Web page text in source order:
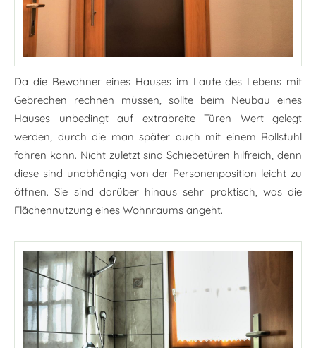
Da die Bewohner eines Hauses im Laufe des Lebens mit
Gebrechen rechnen müssen, sollte beim Neubau eines
Hauses unbedingt auf extrabreite Türen Wert gelegt
werden, durch die man später auch mit einem Rollstuhl
fahren kann. Nicht zuletzt sind Schiebetüren hilfreich, denn
diese sind unabhängig von der Personenposition leicht zu
öffnen. Sie sind darüber hinaus sehr praktisch, was die
Flächennutzung eines Wohnraums angeht.